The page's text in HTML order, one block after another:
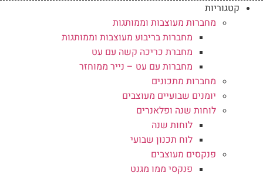
קטגוריות
מחברות מעוצבות וממותגות
מחברות בריבוע מעוצבות וממותגות
מחברת כריכה קשה עם עט
מחברות עם עט – נייר ממוחזר
מחברות מתכונים
יומנים שבועיים מעוצבים
לוחות שנה ופלאנרים
לוחות שנה
לוח תכנון שבועי
פנקסים מעוצבים
פנקסי ממו מגנט